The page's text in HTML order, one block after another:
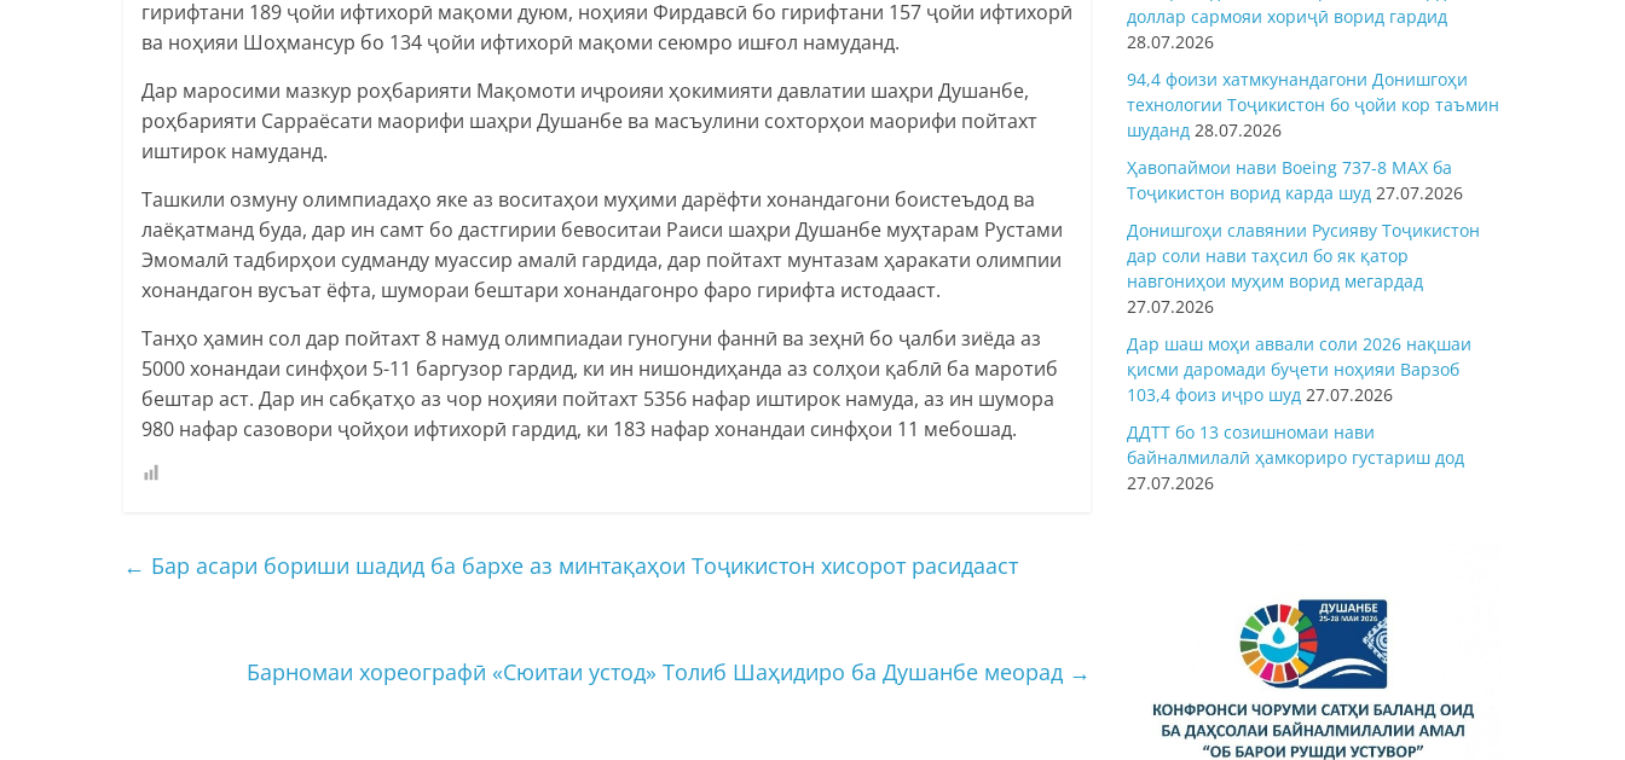
гирифтани 189 ҷойи ифтихорӣ мақоми дуюм, ноҳияи Фирдавсӣ бо гирифтани 157 ҷойи ифтихорӣ
ва ноҳияи Шоҳмансур бо 134 ҷойи ифтихорӣ мақоми сеюмро ишғол намуданд.
Дар маросими мазкур роҳбарияти Мақомоти иҷроияи ҳокимияти давлатии шаҳри Душанбе,
роҳбарияти Сарраёсати маорифи шаҳри Душанбе ва масъулини сохторҳои маорифи пойтахт
иштирок намуданд.
Ташкили озмуну олимпиадаҳо яке аз воситаҳои муҳими дарёфти хонандагони боистеъдод ва
лаёқатманд буда, дар ин самт бо дастгирии бевоситаи Раиси шаҳри Душанбе муҳтарам Рустами
Эмомалӣ тадбирҳои судманду муассир амалӣ гардида, дар пойтахт мунтазам ҳаракати олимпии
хонандагон вусъат ёфта, шумораи бештари хонандагонро фаро гирифта истодааст.
Танҳо ҳамин сол дар пойтахт 8 намуд олимпиадаи гуногуни фаннӣ ва зеҳнӣ бо ҷалби зиёда аз
5000 хонандаи синфҳои 5-11 баргузор гардид, ки ин нишондиҳанда аз солҳои қаблӣ ба маротиб
бештар аст. Дар ин сабқатҳо аз чор ноҳияи пойтахт 5356 нафар иштирок намуда, аз ин шумора
980 нафар сазовори ҷойҳои ифтихорӣ гардид, ки 183 нафар хонандаи синфҳои 11 мебошад.
← Бар асари бориши шадид ба бархе аз минтақаҳои Тоҷикистон хисорот расидааст
Барномаи хореографӣ «Сюитаи устод» Толиб Шаҳидиро ба Душанбе меорад →
доллар сармояи хориҷӣ ворид гардид
28.07.2026
94,4 фоизи хатмкунандагони Донишгоҳи
технологии Тоҷикистон бо ҷойи кор таъмин
шуданд 28.07.2026
Ҳавопаймои нави Boeing 737-8 MAX ба
Тоҷикистон ворид карда шуд 27.07.2026
Донишгоҳи славянии Русияву Тоҷикистон
дар соли нави таҳсил бо як қатор
навгониҳои муҳим ворид мегардад
27.07.2026
Дар шаш моҳи аввали соли 2026 нақшаи
қисми даромади буҷети ноҳияи Варзоб
103,4 фоиз иҷро шуд 27.07.2026
ДДТТ бо 13 созишномаи нави
байналмилалӣ ҳамкориро густариш дод
27.07.2026